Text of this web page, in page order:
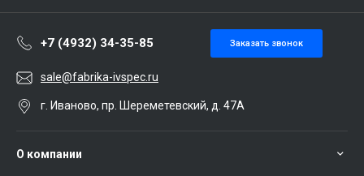
+7 (4932) 34-35-85 Заказать звонок
sale@fabrika-ivspec.ru
г. Иваново, пр. Шереметевский, д. 47А
О компании